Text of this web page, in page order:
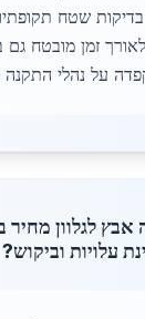
שטח
זמן מובטח
על נהלי התקנה
אבץ לגלוון מחיר
עלויות וביקוש?